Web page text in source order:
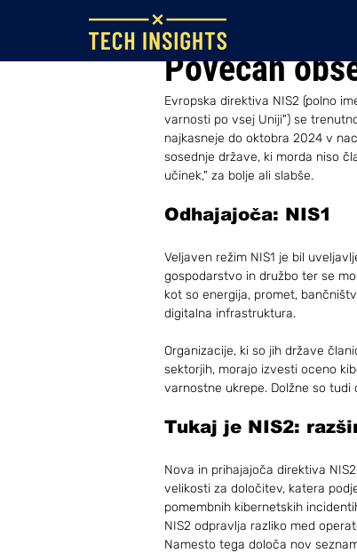
Povečan
Oct 19, 2023
Evropska direktiva NIS2 (polno
varnosti po vsej Uniji") se
najkasneje do oktobra 2024 v
sosednje države, ki morda niso
učinek," za bolje ali slabše.
Odhajajoča: NIS1
Veljaven režim NIS1 je bil
gospodarstvo in družbo ter se
kot so energija, promet,
digitalna infrastruktura.
Organizacije, ki so jih države
sektorjih, morajo izvesti oceno
varnostne ukrepe. Dolžne so
Tukaj je NIS2:
Nova in prihajajoča direktiva
velikosti za določitev, katera
pomembnih kibernetskih
NIS2 odpravlja razliko med
Namesto tega določa nov